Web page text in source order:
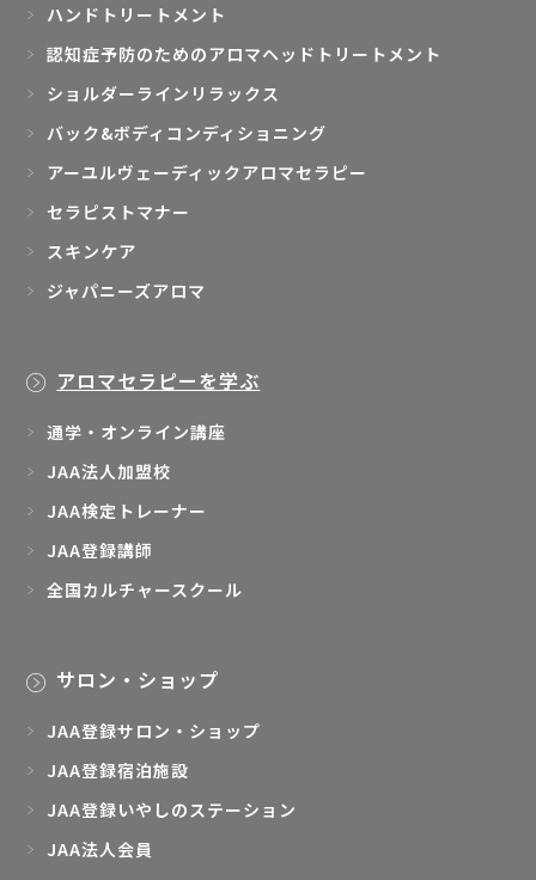
ハンドトリートメント
認知症予防のためのアロマヘッドトリートメント
ショルダーラインリラックス
バック&ボディコンディショニング
アーユルヴェーディックアロマセラピー
セラピストマナー
スキンケア
ジャパニーズアロマ
アロマセラピーを学ぶ
通学・オンライン講座
JAA法人加盟校
JAA検定トレーナー
JAA登録講師
全国カルチャースクール
サロン・ショップ
JAA登録サロン・ショップ
JAA登録宿泊施設
JAA登録いやしのステーション
JAA法人会員